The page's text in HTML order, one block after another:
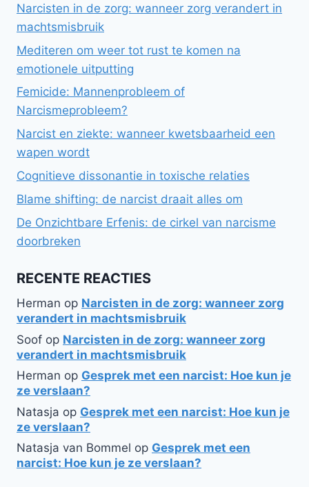
Narcisten in de zorg: wanneer zorg verandert in
machtsmisbruik
Mediteren om weer tot rust te komen na
emotionele uitputting
Femicide: Mannenprobleem of
Narcismeprobleem?
Narcist en ziekte: wanneer kwetsbaarheid een
wapen wordt
Cognitieve dissonantie in toxische relaties
Blame shifting: de narcist draait alles om
De Onzichtbare Erfenis: de cirkel van narcisme
doorbreken
RECENTE REACTIES
Herman op Narcisten in de zorg: wanneer zorg
verandert in machtsmisbruik
Soof op Narcisten in de zorg: wanneer zorg
verandert in machtsmisbruik
Herman op Gesprek met een narcist: Hoe kun je
ze verslaan?
Natasja op Gesprek met een narcist: Hoe kun je
ze verslaan?
Natasja van Bommel op Gesprek met een
narcist: Hoe kun je ze verslaan?